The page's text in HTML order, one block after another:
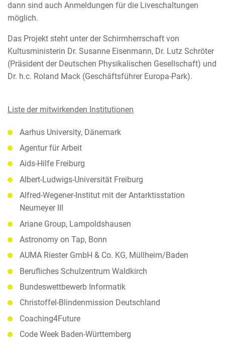
dann sind auch Anmeldungen für die Liveschaltungen
möglich.
Das Projekt steht unter der Schirmherrschaft von
Kultusministerin Dr. Susanne Eisenmann, Dr. Lutz Schröter
(Präsident der Deutschen Physikalischen Gesellschaft) und
Dr. h.c. Roland Mack (Geschäftsführer Europa-Park).
Liste der mitwirkenden Institutionen
Aarhus University, Dänemark
Agentur für Arbeit
Aids-Hilfe Freiburg
Albert-Ludwigs-Universität Freiburg
Alfred-Wegener-Institut mit der Antarktisstation
Neumeyer III
Ariane Group, Lampoldshausen
Astronomy on Tap, Bonn
AUMA Riester GmbH & Co. KG, Müllheim/Baden
Berufliches Schulzentrum Waldkirch
Bundeswettbewerb Informatik
Christoffel-Blindenmission Deutschland
Coaching4Future
Code Week Baden-Württemberg